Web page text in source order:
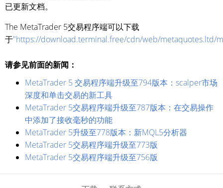
已更新文档。
The MetaTrader 5交易程序端可以下载
于"https://download.terminal.free/cdn/web/metaquotes.ltd/
请参见前面的新闻：
MetaTrader 5 交易程序端升级至794版本：scalper市场
深度和单击交易的新工具
MetaTrader 5交易程序端升级至787版本：在交易操作
中添加了接收毫秒的功能
MetaTrader 5升级至778版本：新MQL5分析器
MetaTrader 5交易程序端升级至773版
MetaTrader 5交易程序端升级至756版